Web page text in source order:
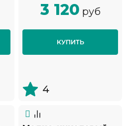
3 120 руб
КУПИТЬ
4